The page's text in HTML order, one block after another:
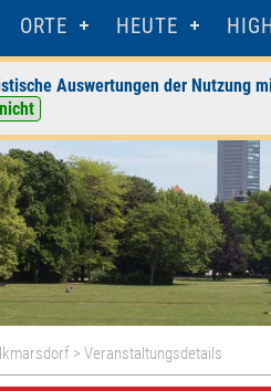
ORTE HEUTE
Auswertungen der
> Veranstaltungsdetails